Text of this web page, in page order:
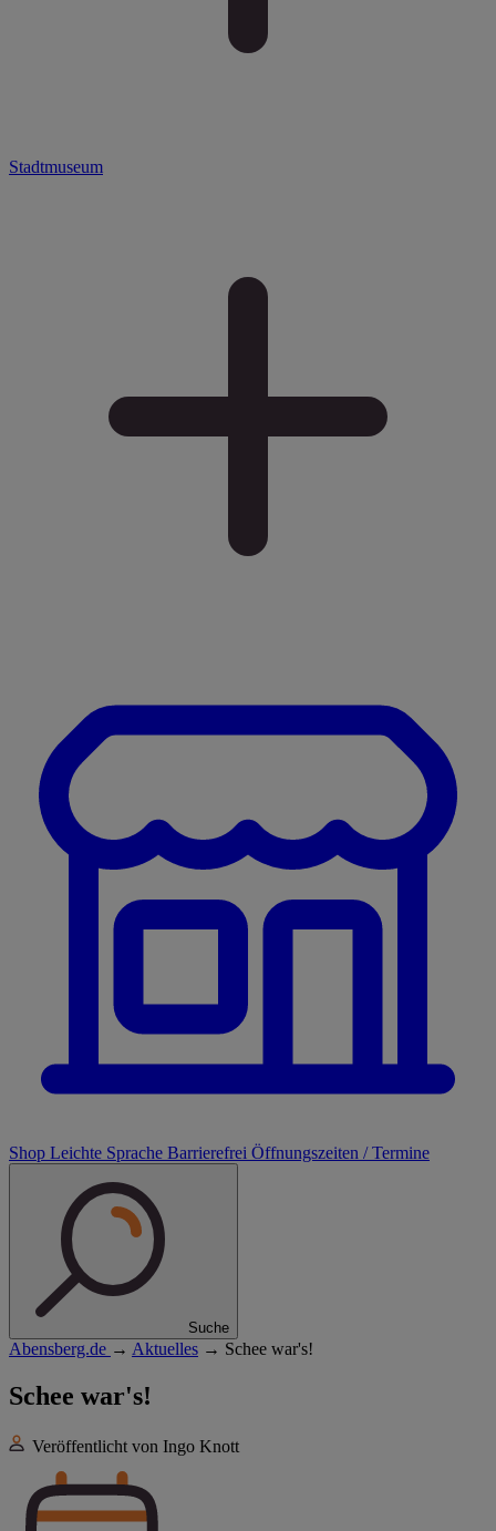
Stadtmuseum
Shop Leichte Sprache Barrierefrei Öffnungszeiten / Termine
Suche
Abensberg.de → Aktuelles → Schee war's!
Schee war's!
Veröffentlicht von Ingo Knott